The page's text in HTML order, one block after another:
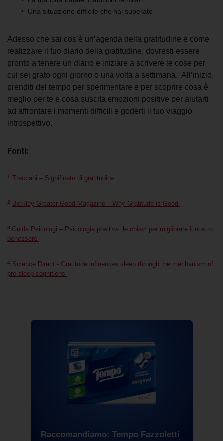
Raccomandiamo: Tempo Fazzoletti
Una situazione difficile che hai superato
Adesso che sai cos’è un’agenda della gratitudine e come
realizzare il tuo diario della gratitudine, dovresti essere
pronto a tenere un diario e iniziare a scrivere le cose per
cui sei grato ogni giorno o una volta a settimana. All’inizio,
prenditi del tempo per sperimentare e per scoprire cosa è
meglio per te e cosa suscita emozioni positive per aiutarti
ad affrontare i momenti difficili e goderti il tuo viaggio
introspettivo.
Fonti:
1 Treccani – Significato di gratitudine
2 Berkley Greater Good Magazine – Why Gratitude is Good
3 Guida Psicologi – Psicologia positiva: le chiavi per migliorare il nostro
benessere
4 Science Direct - Gratitude influences sleep through the mechanism of
pre-sleep cognitions